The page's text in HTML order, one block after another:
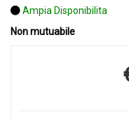
Ampia Disponibilita
Non mutuabile